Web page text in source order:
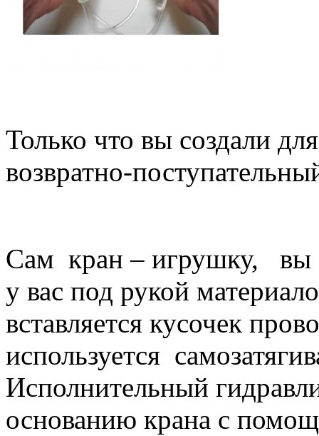
Только что вы создали
возвратно-
Сам кран – игрушку, вы
у вас под рукой
вставляется кусочек
используется
Исполнительный
основанию крана с